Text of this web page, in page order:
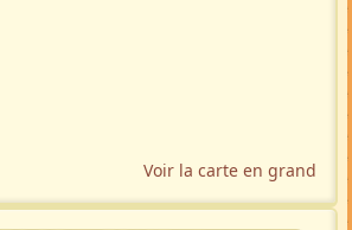
Voir la carte en grand